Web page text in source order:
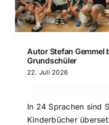
Autor Stefan Gemmel
Grundschüler
22. Juli 2026
In 24 Sprachen sind
Kinderbücher